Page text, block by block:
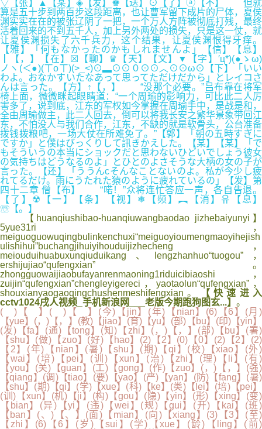
▽【张】▲【某】◈【发】♚【送】⊙【了】ⓐ【不】 但就
算是五十步到两百步这段距离，也让曹军留下成片的尸体，夏侯
渊实实在在的被张辽阴了一把，一个万人方阵被彻底打残，最终
活着回来的不到五千人，加上另外两处的损失，只是这一仗，就
让夏侯渊损失了六千兵力，这个结果，让夏侯渊恨得牙痒。
【雅】「何もなかったのかもしれませんよ」【信】【息】
┃【，】【在】☒【聊】♛【天】【文】▼【字】′ц*)(●ゝω)
ノヽ(＜●)(ㄒoㄒ)(>_<)⊙▂⊙⊙０⊙⊙︿⊙⊙ω⊙【下】「いい
わよ。おなかすいたなあって思ってただけだから」とレイコさ
んは言った。【方】↑【，】 “没那个必要。”吕布靠在将军
椅上面，微微眯起眼睛道：“一个周瑜的影响力，可比此二人厉
害多了，说到底，江东的军权如今掌握在周瑜手中，是战是和，
全由周瑜做主，此二人回去，倒可以将我长安之繁华景象带回江
东，不怕没人与我们合作，江东，不缺的就是软骨头，公台准备
拨钱拨粮吧，一场大仗在所难免了。”【郭】「朝の五時すぎに
ですか」と僕はびっくりして訊きかえした。【某】【某】「で
もそういうの本当にショックだと思わないひどいでしょう彼女
の気持ちはどうなるのよ」とひとのよさそうな大柄の女の子が
言った。【还】「ううんcそんなことないのよ。私が今少し疲
れてるだけ。雨にうたれた猿のように疲れているの」【发】第
四十二章 僧【布】 “喏！”众将连忙答应一声，各自告退。
【了】☢【一】【条】【视】❅【频】︻【消】유【息】
☏【。】
【huanqiushibao-huanqiuwangbaodao jizhebaiyunyi】
5yue31ri，
meiguoguowuqingbulinkenchuxi“meiguoyioumengmaoyihejish
ulishihui”buchangjihuiyihouduijizhecheng，
meiouduihuabuxunqiuduikang、lengzhanhuo“tuogou”，
ershijujiao“qufengxian”。
zhongguowaijiaobufayanrenmaoning1riduicibiaoshi，
zuijin“qufengxian”chengleyigereci，yaotaolun“qufengxian”，
shouxianyaogaoqingchushenmeshifengxian。
【快速进入
cctv1024戌人视频_手机新浪网___老版今期跑狗图玄...】 。
( )【 】( )【 】(今)【jin】(年)【nian】(6)【6】(月)
【yue】(，)【，】(教)【jiao】(育)【yu】(部)【bu】(印)【yin】
(发)【fa】(通)【tong】(知)【zhi】(，)【，】(部)【bu】(署)
【shu】(做)【zuo】(好)【hao】(2)【2】(0)【0】(2)【2】(2)
【2】(年)【nian】(暑)【shu】(期)【qi】(校)【xiao】(外)
【wai】(培)【pei】(训)【xun】(治)【zhi】(理)【li】(有)
【you】(关)【guan】(工)【gong】(作)【zuo】(，)【，】(强)
【qiang】(调)【tiao】(要)【yao】(严)【yan】(防)【fang】(暑)
【shu】(期)【qi】(学)【xue】(科)【ke】(类)【lei】(培)【pei】
(训)【xun】(机)【ji】(构)【gou】(隐)【yin】(形)【xing】(变)
【bian】(异)【yi】(违)【wei】(规)【gui】(开)【kai】(班)
【ban】(、)【、】(面)【mian】(向)【xiang】(3)【3】(至)
【zhi】(6)【6】(岁)【sui】(学)【xue】(龄)【ling】(前)